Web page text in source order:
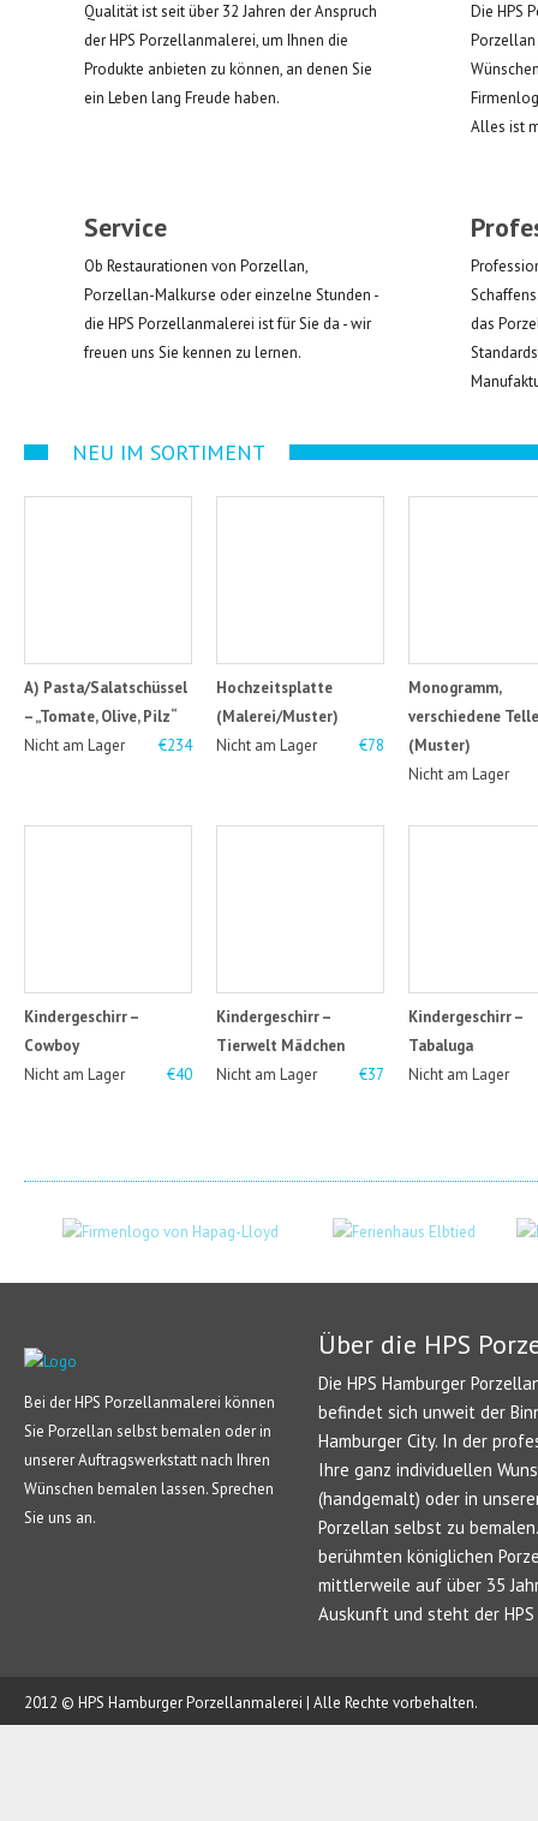
Qualität ist seit über 32 Jahren der Anspruch
der HPS Porzellanmalerei, um Ihnen die
Produkte anbieten zu können, an denen Sie
ein Leben lang Freude haben.
Die HPS
Alles ist
Service
Ob Restaurationen von Porzellan,
Porzellan-Malkurse oder einzelne Stunden -
die HPS Porzellanmalerei ist für Sie da - wir
freuen uns Sie kennen zu lernen.
das
NEU IM SORTIMENT
A) Pasta/Salatschüssel
– „Tomate, Olive, Pilz“
€234
Nicht am Lager
Hochzeitsplatte
(Malerei/Muster)
€78
Nicht am Lager
Monogramm,
verschiedene
(Muster)
Nicht am Lager
Kindergeschirr –
Cowboy
€40
Nicht am Lager
Kindergeschirr –
Tierwelt Mädchen
€37
Nicht am Lager
Kindergeschirr –
Tabaluga
Nicht am Lager
Bei der HPS Porzellanmalerei können
Sie Porzellan selbst bemalen oder in
unserer Auftragswerkstatt nach Ihren
Wünschen bemalen lassen. Sprechen
Sie uns an.
Über die HPS
Die HPS Hamburger
befindet sich unweit der
Hamburger City. In der
Ihre ganz individuellen
(handgemalt) oder in
Porzellan selbst zu
berühmten königlichen
mittlerweile auf über 35
Auskunft und steht der
2012 © HPS Hamburger Porzellanmalerei | Alle Rechte vorbehalten.